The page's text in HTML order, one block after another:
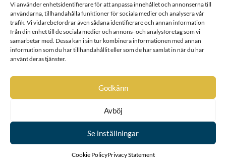
Vi använder enhetsidentifierare för att anpassa innehållet och annonserna till
användarna, tillhandahålla funktioner för sociala medier och analysera vår
trafik. Vi vidarebefordrar även sådana identifierare och annan information
från din enhet till de sociala medier och annons- och analysföretag som vi
samarbetar med. Dessa kan i sin tur kombinera informationen med annan
information som du har tillhandahållit eller som de har samlat in när du har
använt deras tjänster.
Godkänn
Avböj
Se inställningar
Cookie PolicyPrivacy Statement
1235
von Berchner
1203
von Berco
2345
Berencreutz
46
Berendes
298
Bergenfelt
509
Bergengren
Bergengren
794
Bergenhielm
477
Bergsköld
Bergstedt
Ointroducerad
von Bernds
von Besser